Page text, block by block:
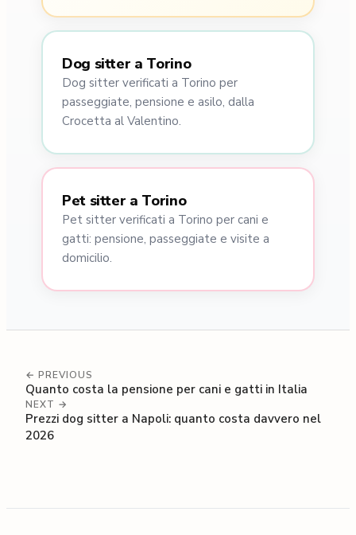
Dog sitter a Torino
Dog sitter verificati a Torino per
passeggiate, pensione e asilo, dalla
Crocetta al Valentino.
Pet sitter a Torino
Pet sitter verificati a Torino per cani e
gatti: pensione, passeggiate e visite a
domicilio.
← PREVIOUS
Quanto costa la pensione per cani e gatti in Italia
NEXT →
Prezzi dog sitter a Napoli: quanto costa davvero nel
2026